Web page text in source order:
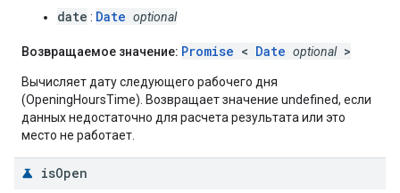
date : Date optional
Возвращаемое значение: Promise < Date optional>
Вычисляет дату следующего рабочего дня
(OpeningHoursTime). Возвращает значение undefined, если
данных недостаточно для расчета результата или это
место не работает.
isOpen